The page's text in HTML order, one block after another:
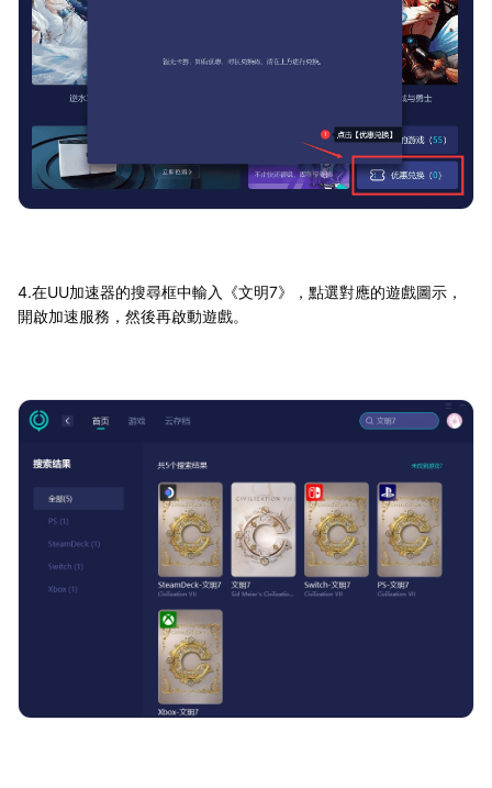
4.在UU加速器的搜尋框中輸入《文明7》，點選對應的遊戲圖示，
開啟加速服務，然後再啟動遊戲。